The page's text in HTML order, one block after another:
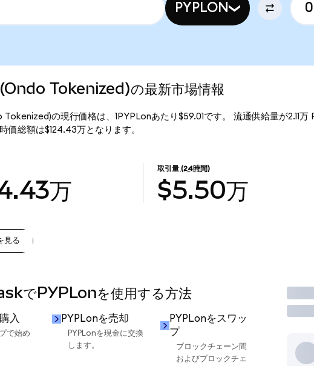
PYPLON
Tokenized)の最新市場情報
Tokenized)の現行価格は、1PYPLonあたり$59.01です。 流通供給量が2.11
価総額は$124.43万となります。
万
取引量 (24時間)
$5.50万
見る
でPYPLonを使用する方法
入
で始め
PYPLonを売却
PYPLonを現金に交換
します。
PYPLonをスワッ
プ
ブロックチェーン間
およびブロックチェ
取引